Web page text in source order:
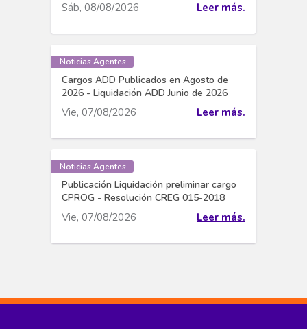
Sáb, 08/08/2026 Leer más.
Noticias Agentes
Cargos ADD Publicados en Agosto de
2026 - Liquidación ADD Junio de 2026
Vie, 07/08/2026 Leer más.
Noticias Agentes
Publicación Liquidación preliminar cargo
CPROG - Resolución CREG 015-2018
Vie, 07/08/2026 Leer más.